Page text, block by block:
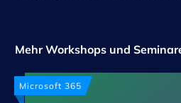
Mehr Workshops und
Microsoft 365